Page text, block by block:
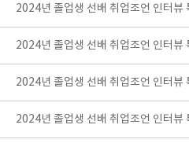
2024년 졸업생 선배 취업조언 인터뷰
2024년 졸업생 선배 취업조언 인터뷰
2024년 졸업생 선배 취업조언 인터뷰
2024년 졸업생 선배 취업조언 인터뷰